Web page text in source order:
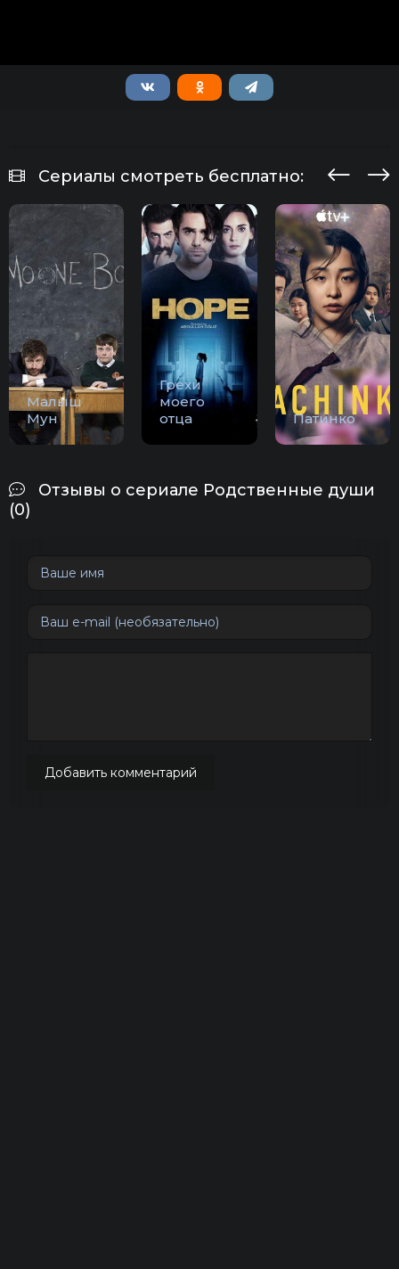
Сериалы смотреть бесплатно:
Малыш
Мун
Грехи
моего
отца
Патинко
Отзывы о сериале Родственные души
(0)
Добавить комментарий